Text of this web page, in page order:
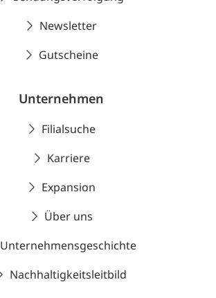
Newsletter
Gutscheine
Unternehmen
Filialsuche
Karriere
Expansion
Über uns
Unternehmensgeschichte
Nachhaltigkeitsleitbild